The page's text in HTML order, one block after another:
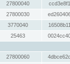
27800040
27800030
3770040
25463
27800060